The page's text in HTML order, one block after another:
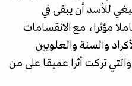
للأسد أن يبقى في
مؤثرا، مع الانقسامات
والسنة والعلويين
تركت أثرا عميقا على من